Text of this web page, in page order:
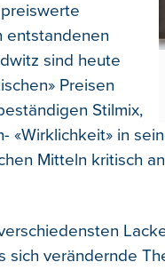
entstandenen
sind heute
Preisen
Stilmix,
«Wirklichkeit» in
Mitteln kritisch
sich verändernde